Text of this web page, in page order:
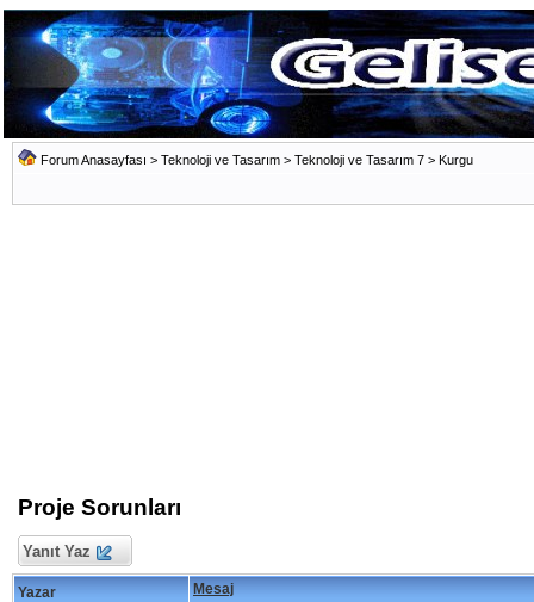
Forum Anasayfası > Teknoloji ve Tasarım > Teknoloji ve Tasarım 7 > Kurgu
Proje Sorunları
Yanıt Yaz
Yazar Mesaj